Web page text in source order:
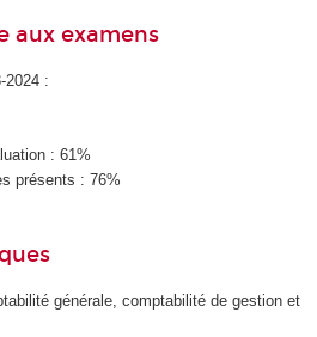
aux examens
2024 :
: 61%
présents : 76%
générale, comptabilité de gestion et